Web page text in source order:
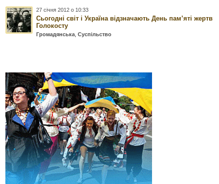
27 січня 2012 о 10:33
Сьогодні світ і Україна відзначають День пам’яті жертв
Голокосту
Громадянська ,Суспільство